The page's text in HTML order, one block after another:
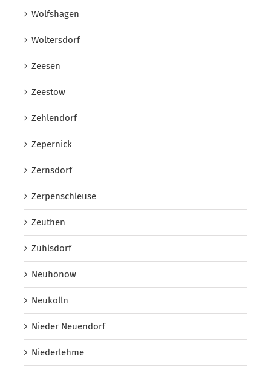
Wolfshagen
Woltersdorf
Zeesen
Zeestow
Zehlendorf
Zepernick
Zernsdorf
Zerpenschleuse
Zeuthen
Zühlsdorf
Neuhönow
Neukölln
Nieder Neuendorf
Niederlehme